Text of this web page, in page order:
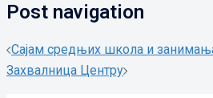
Post navigation
Сајам средњих школа и
Захвалница Центру